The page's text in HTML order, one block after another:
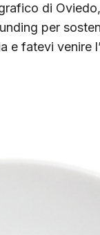
di
per
e fatevi venire